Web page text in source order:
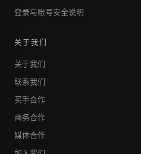
登录与账号安全说明
关于我们
关于我们
联系我们
买手合作
商务合作
媒体合作